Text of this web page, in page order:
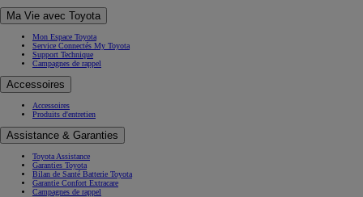
Ma Vie avec Toyota
Mon Espace Toyota
Service Connectés My Toyota
Support Technique
Campagnes de rappel
Accessoires
Accessoires
Produits d'entretien
Assistance & Garanties
Toyota Assistance
Garanties Toyota
Bilan de Santé Batterie Toyota
Garantie Confort Extracare
Campagnes de rappel